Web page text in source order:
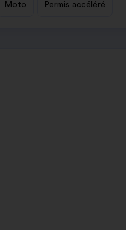
Moto Permis accéléré